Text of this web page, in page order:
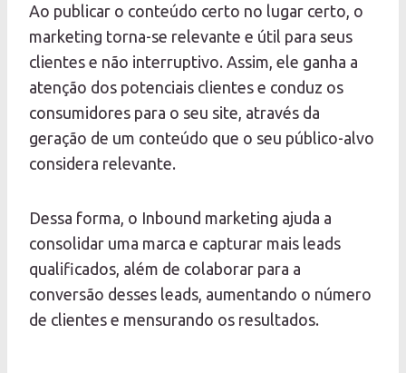
Ao publicar o conteúdo certo no lugar certo, o
marketing torna-se relevante e útil para seus
clientes e não interruptivo. Assim, ele ganha a
atenção dos potenciais clientes e conduz os
consumidores para o seu site, através da
geração de um conteúdo que o seu público-alvo
considera relevante.
Dessa forma, o Inbound marketing ajuda a
consolidar uma marca e capturar mais leads
qualificados, além de colaborar para a
conversão desses leads, aumentando o número
de clientes e mensurando os resultados.